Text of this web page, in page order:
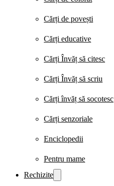
Cărți de povești
Cărți educative
Cărți Învăț să citesc
Cărți Învăț să scriu
Cărți învăț să socotesc
Cărți senzoriale
Enciclopedii
Pentru mame
Rechizite